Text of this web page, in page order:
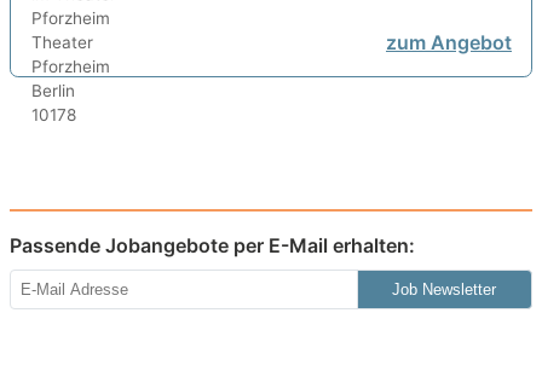
zum Angebot
Passende Jobangebote per E-Mail erhalten:
Job Newsletter